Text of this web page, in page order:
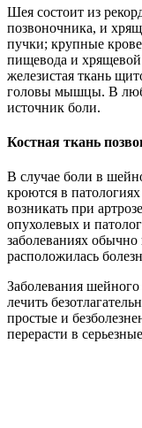
Шея состоит из
позвоночника, и
пучки; крупные
пищевода и хрящевой
железистая ткань
головы мышцы. В
источник боли.
Костная ткань
В случае боли в
кроются в
возникать при
опухолевых и
заболеваниях
расположилась
Заболевания
лечить
простые и
перерасти в